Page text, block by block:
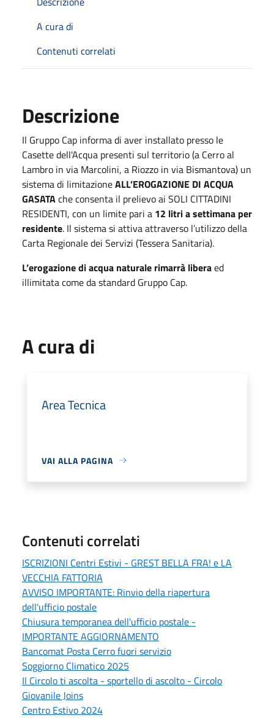
A cura di
Contenuti correlati
Descrizione
Il Gruppo Cap informa di aver installato presso le
Casette dell'Acqua presenti sul territorio (a Cerro al
Lambro in via Marcolini, a Riozzo in via Bismantova) un
sistema di limitazioneALL’EROGAZIONE DI ACQUA
GASATAche consenta il prelievo ai SOLI CITTADINI
RESIDENTI, con un limite pari a 12 litri a settimana per
residente. Il sistema si attiva attraverso l’utilizzo della
Carta Regionale dei Servizi (Tessera Sanitaria).
L’erogazione di acqua naturale rimarrà liberaed
illimitata come da standard Gruppo Cap.
A cura di
Area Tecnica
VAI ALLA PAGINA
Contenuti correlati
ISCRIZIONI Centri Estivi - GREST BELLA FRA! e LA
VECCHIA FATTORIA
AVVISO IMPORTANTE: Rinvio della riapertura
dell'ufficio postale
Chiusura temporanea dell'ufficio postale -
IMPORTANTE AGGIORNAMENTO
Bancomat Posta Cerro fuori servizio
Soggiorno Climatico 2025
Il Circolo ti ascolta - sportello di ascolto - Circolo
Giovanile Joins
Centro Estivo 2024